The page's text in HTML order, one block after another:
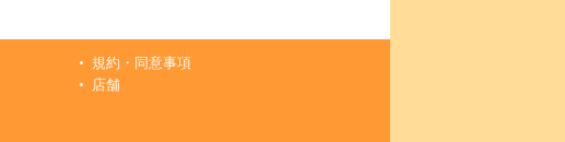
規約・同意事項
店舗